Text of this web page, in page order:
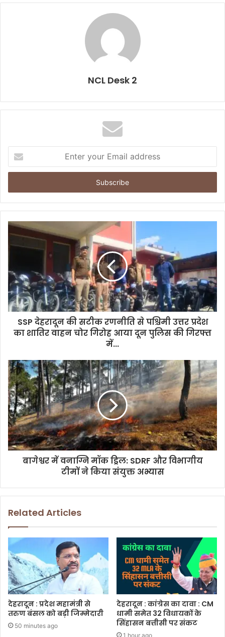
NCL Desk 2
t
r
y
u
r
E
i
l
a
d
s
SSP देहरादून की सटीक रणनीति से पश्चिमी उत्तर प्रदेश
का शातिर वाहन चोर गिरोह आया दून पुलिस की गिरफ्त
में...
बागेश्वर में वनाग्नि मॉक ड्रिल: SDRF और विभागीय
टीमों ने किया संयुक्त अभ्यास
Related Articles
देहरादून : प्रदेश महामंत्री से
तरुण बंसल को बड़ी जिम्मेदारी
50 minutes ago
देहरादून : कांग्रेस का दावा : CM
धामी समेत 32 विधायकों के
सिंहासन बत्तीसी पर संकट
1 hour ago